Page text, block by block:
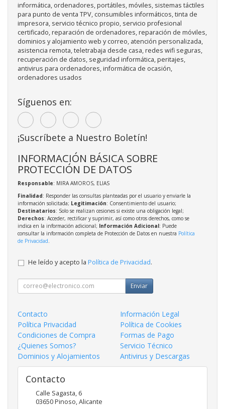
informática, ordenadores, portátiles, móviles, sistemas táctiles
para punto de venta TPV, consumibles informáticos, tinta de
impresora, servicio técnico propio, servicio profesional
certificado, reparación de ordenadores, reparación de móviles,
dominios y alojamiento web y correo, atención personalizada,
asistencia remota, teletrabaja desde casa, redes wifi seguras,
recuperación de datos, seguridad informática, peritajes,
antivirus para ordenadores, informática de ocasión,
ordenadores usados
Síguenos en:
¡Suscríbete a Nuestro Boletín!
INFORMACIÓN BÁSICA SOBRE
PROTECCIÓN DE DATOS
Responsable: MIRA AMOROS, ELIAS
Finalidad: Responder las consultas planteadas por el usuario y enviarle la
información solicitada; Legitimación: Consentimiento del usuario;
Destinatarios: Solo se realizan cesiones si existe una obligación legal;
Derechos: Acceder, rectificar y suprimir, así como otros derechos, como se
indica en la información adicional; Información Adicional: Puede
consultar la información completa de Protección de Datos en nuestra Política
de Privacidad
He leído y acepto la Política de Privacidad.
Enviar
Contacto
Información Legal
Política Privacidad
Política de Cookies
Condiciones de Compra
Formas de Pago
¿Quienes Somos?
Servicio Técnico
Dominios y Alojamientos
Antivirus y Descargas
Contacto
Calle Sagasta, 6
03650Pinoso,Alicante